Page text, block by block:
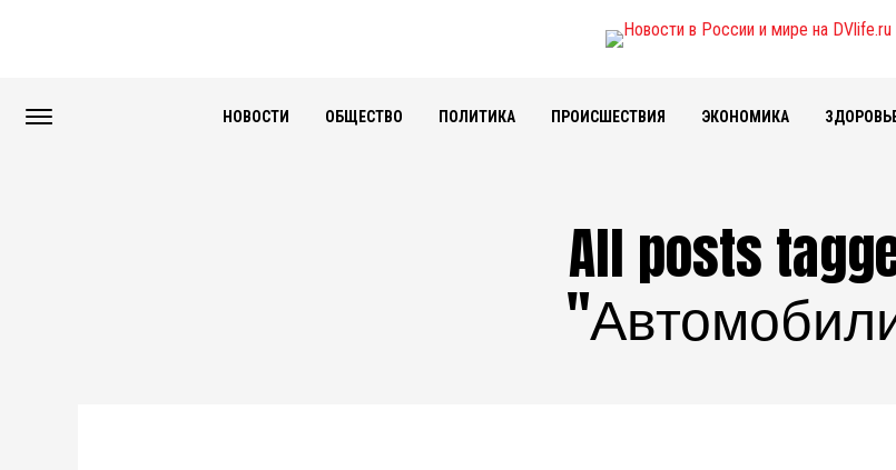
НОВОСТИ ОБЩЕСТВО ПОЛИТИКА ПРОИСШЕСТВИЯ ЭКОНОМИКА
All posts